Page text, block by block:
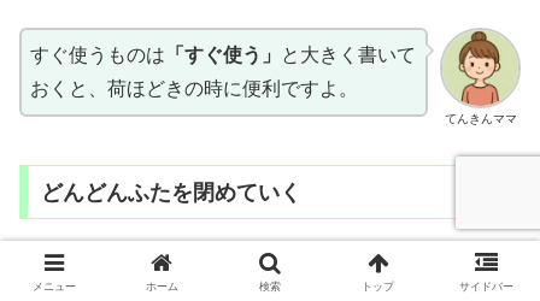
てんきんママ
すぐ使うものは 「すぐ使う」
と大きく書いて
おくと、荷ほどきの時に便利ですよ。
どんどんふたを閉めていく
以前は
メニュー ホーム 検索 トップ サイドバー